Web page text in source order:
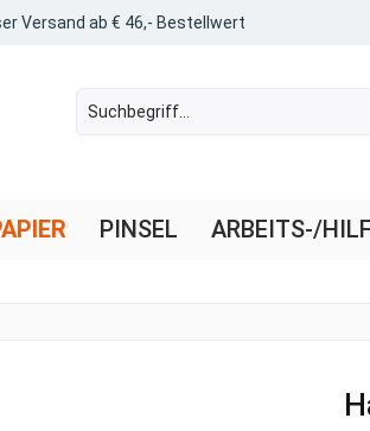
Versand ab € 46,- Bestellwert
PINSEL ARBEITS-/